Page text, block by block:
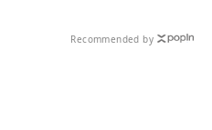
Recommended by